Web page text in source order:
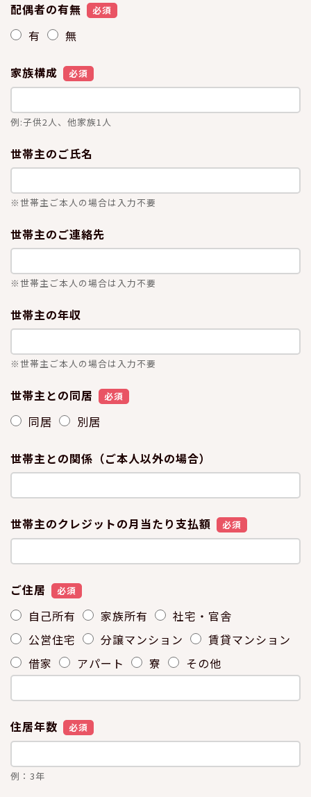
配偶者の有無 必須
有 無
家族構成 必須
例:子供2人、他家族1人
世帯主のご氏名
※世帯主ご本人の場合は入力不要
世帯主のご連絡先
※世帯主ご本人の場合は入力不要
世帯主の年収
※世帯主ご本人の場合は入力不要
世帯主との同居 必須
同居 別居
世帯主との関係（ご本人以外の場合）
世帯主のクレジットの月当たり支払額 必須
ご住居 必須
自己所有 家族所有
社宅・官舎
公営住宅
分譲マンション
賃貸マンション
借家
アパート 寮 その他
住居年数 必須
例：3年